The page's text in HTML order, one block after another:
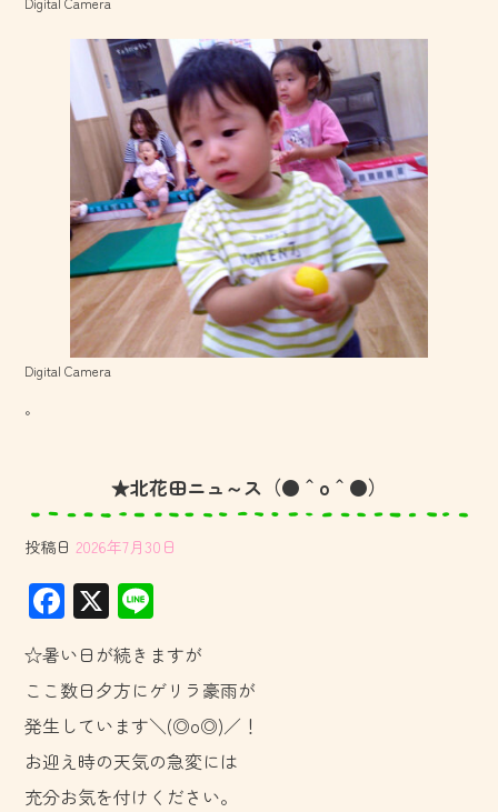
Digital Camera
。
★北花田ニュ～ス（●＾o＾●）
投稿日 2026年7月30日
F
ac
e
b
o
ok
X
ne
☆暑い日が続きますが
ここ数日夕方にゲリラ豪雨が
発生しています＼(◎o◎)／！
お迎え時の天気の急変には
充分お気を付けください。